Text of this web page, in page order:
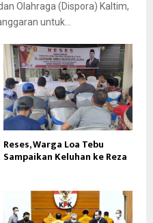
Olahraga (Dispora) Kaltim,
untuk...
Reses, Warga Loa Tebu
Sampaikan Keluhan ke Reza